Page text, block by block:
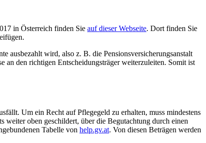
in Österreich finden Sie auf dieser Webseite. Dort finden Sie
ausbezahlt wird, also z. B. die Pensionsversicherungsanstalt
an den richtigen Entscheidungsträger weiterzuleiten. Somit ist
Um ein Recht auf Pflegegeld zu erhalten, muss mindestens
oben geschildert, über die Begutachtung durch einen
Tabelle von help.gv.at. Von diesen Beträgen werden